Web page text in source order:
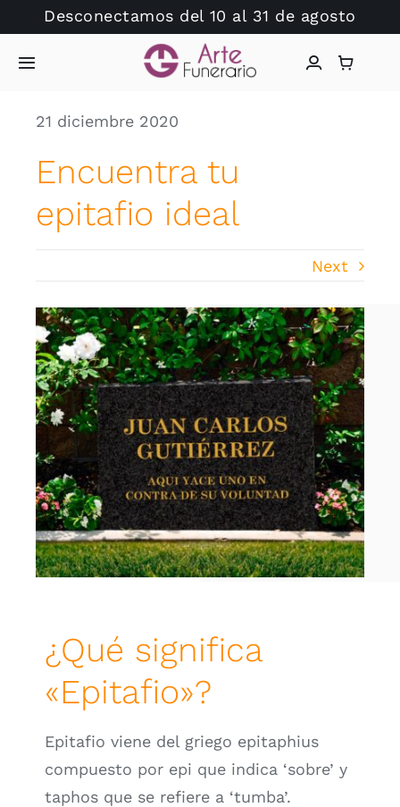
Saltar
contenido
Desconectamos del 10 al 31 de agosto
Toggle
Arte Funerario
Tienda
Catálogo Lápidas
Hablamos?
Personalizador Lápidas
21 diciembre 2020
Encuentra tu
epitafio ideal
Next
¿Qué significa
«Epitafio»?
Epitafio viene del griego epitaphius
compuesto por epi que indica ‘sobre’ y
taphos que se refiere a ‘tumba’.